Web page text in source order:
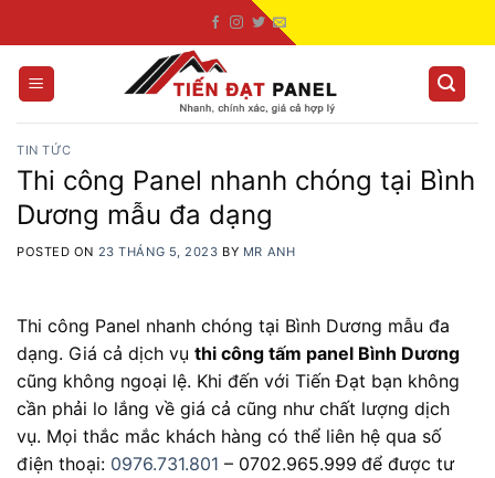
to
content
TIN TỨC
Thi công Panel nhanh chóng tại Bình
Dương mẫu đa dạng
POSTED ON 23 THÁNG 5, 2023 BY MR ANH
Thi công Panel nhanh chóng tại Bình Dương mẫu đa
dạng. Giá cả dịch vụ thi công tấm panel Bình Dương
cũng không ngoại lệ. Khi đến với Tiến Đạt bạn không
cần phải lo lắng về giá cả cũng như chất lượng dịch
vụ. Mọi thắc mắc khách hàng có thể liên hệ qua số
điện thoại: 0976.731.801 – 0702.965.999 để được tư